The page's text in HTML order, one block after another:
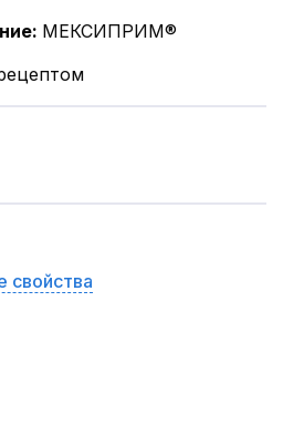
: МЕКСИПРИМ®
свойства